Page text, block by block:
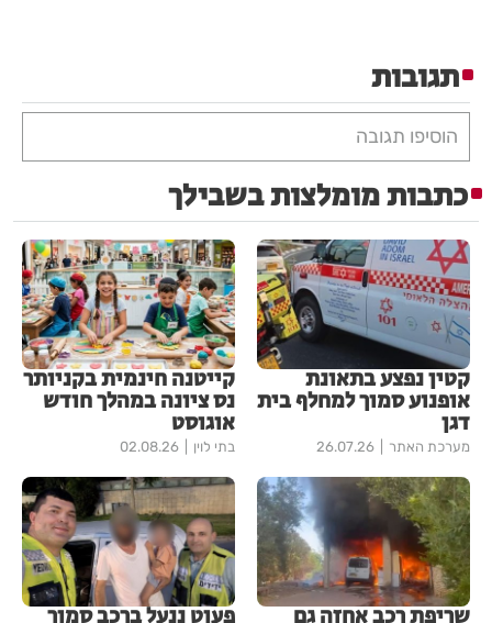
תגובות
הוסיפו תגובה
כתבות מומלצות בשבילך
קטין נפצע בתאונת
אופנוע סמוך למחלף בית
דגן
מערכת האתר 26.07.26
קייטנה חינמית בקניותר
נס ציונה במהלך חודש
אוגוסט
בתי לוין 02.08.26